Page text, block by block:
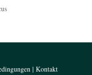
| Kontakt